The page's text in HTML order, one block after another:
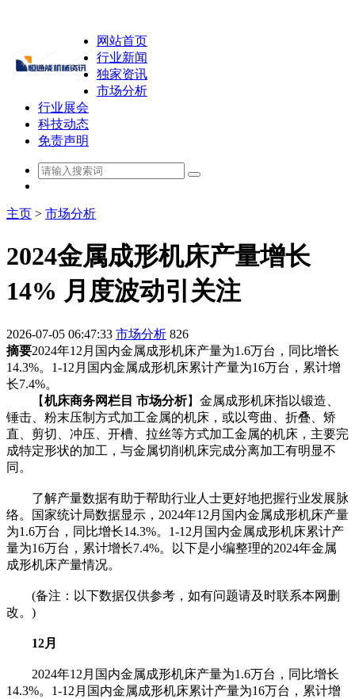
网站首页
行业新闻
独家资讯
市场分析
行业展会
科技动态
免责声明
主页 > 市场分析
2024金属成形机床产量增长
14% 月度波动引关注
2026-07-05 06:47:33 市场分析 826
摘要2024年12月国内金属成形机床产量为1.6万台，同比增长
14.3%。1-12月国内金属成形机床累计产量为16万台，累计增
长7.4%。
【机床商务网栏目 市场分析】金属成形机床指以锻造、
锤击、粉末压制方式加工金属的机床，或以弯曲、折叠、矫
直、剪切、冲压、开槽、拉丝等方式加工金属的机床，主要完
成特定形状的加工，与金属切削机床完成分离加工有明显不
同。
了解产量数据有助于帮助行业人士更好地把握行业发展脉
络。国家统计局数据显示，2024年12月国内金属成形机床产量
为1.6万台，同比增长14.3%。1-12月国内金属成形机床累计产
量为16万台，累计增长7.4%。以下是小编整理的2024年金属
成形机床产量情况。
(备注：以下数据仅供参考，如有问题请及时联系本网删
改。)
12月
2024年12月国内金属成形机床产量为1.6万台，同比增长
14.3%。1-12月国内金属成形机床累计产量为16万台，累计增